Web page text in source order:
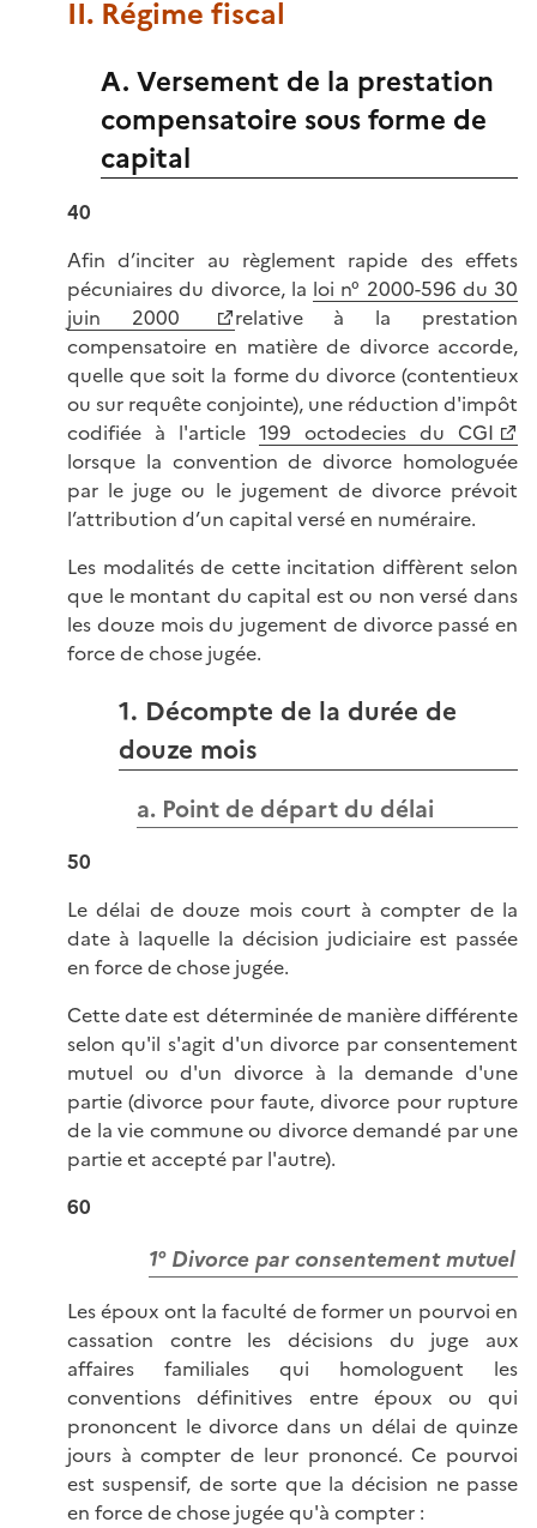
II. Régime fiscal
A. Versement de la prestation
compensatoire sous forme de
capital
40
Afin d’inciter au règlement rapide des effets
pécuniaires du divorce, la loi n° 2000-596 du 30
juin 2000
relative à la prestation
compensatoire en matière de divorce accorde,
quelle que soit la forme du divorce (contentieux
ou sur requête conjointe), une réduction d'impôt
codifiée à l'article 199 octodecies du CGI
lorsque la convention de divorce homologuée
par le juge ou le jugement de divorce prévoit
l’attribution d’un capital versé en numéraire.
Les modalités de cette incitation diffèrent selon
que le montant du capital est ou non versé dans
les douze mois du jugement de divorce passé en
force de chose jugée.
1. Décompte de la durée de
douze mois
a. Point de départ du délai
50
Le délai de douze mois court à compter de la
date à laquelle la décision judiciaire est passée
en force de chose jugée.
Cette date est déterminée de manière différente
selon qu'il s'agit d'un divorce par consentement
mutuel ou d'un divorce à la demande d'une
partie (divorce pour faute, divorce pour rupture
de la vie commune ou divorce demandé par une
partie et accepté par l'autre).
60
1° Divorce par consentement mutuel
Les époux ont la faculté de former un pourvoi en
cassation contre les décisions du juge aux
affaires familiales qui homologuent les
conventions définitives entre époux ou qui
prononcent le divorce dans un délai de quinze
jours à compter de leur prononcé. Ce pourvoi
est suspensif, de sorte que la décision ne passe
en force de chose jugée qu'à compter :